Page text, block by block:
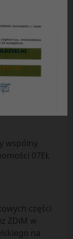
„Łęgi”
w Lublinie
wspólny
07EŁ
części
ZDiM w
na